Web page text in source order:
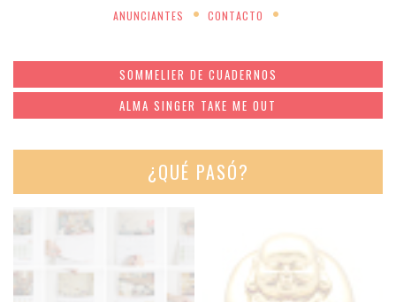
ANUNCIANTES CONTACTO
SOMMELIER DE CUADERNOS
ALMA SINGER TAKE ME OUT
¿QUÉ PASÓ?